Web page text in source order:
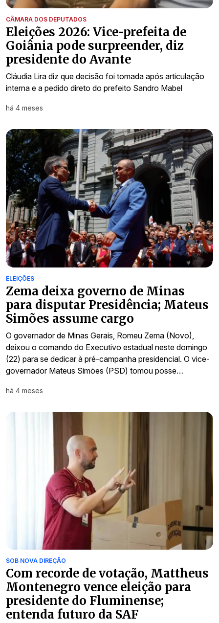
CÂMARA DOS DEPUTADOS
Eleições 2026: Vice-prefeita de
Goiânia pode surpreender, diz
presidente do Avante
Cláudia Lira diz que decisão foi tomada após articulação
interna e a pedido direto do prefeito Sandro Mabel
há 4 meses
ELEIÇÕES
Zema deixa governo de Minas
para disputar Presidência; Mateus
Simões assume cargo
O governador de Minas Gerais, Romeu Zema (Novo),
deixou o comando do Executivo estadual neste domingo
(22) para se dedicar à pré-campanha presidencial. O vice-
governador Mateus Simões (PSD) tomou posse…
há 4 meses
SOB NOVA DIREÇÃO
Com recorde de votação, Mattheus
Montenegro vence eleição para
presidente do Fluminense;
entenda futuro da SAF